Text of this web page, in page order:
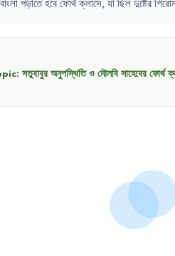
বাংলাপড়াতেহবেফোর্থক্লাসে, যাছিলদুষ্টের
সতুবাবুর অনুপস্থিতি ও মৌলবি সাহেবের ফোর্থ